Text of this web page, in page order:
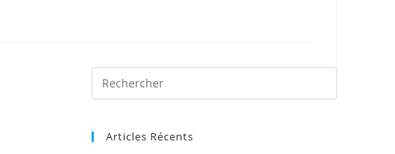
Articles Récents